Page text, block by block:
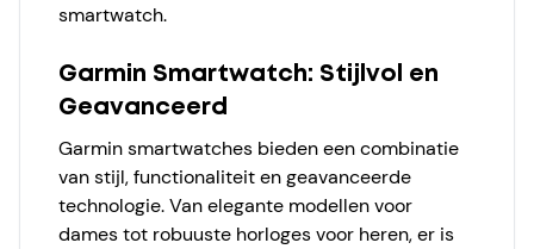
smartwatch.
Garmin Smartwatch: Stijlvol en
Geavanceerd
Garmin smartwatches bieden een combinatie
van stijl, functionaliteit en geavanceerde
technologie. Van elegante modellen voor
dames tot robuuste horloges voor heren, er is